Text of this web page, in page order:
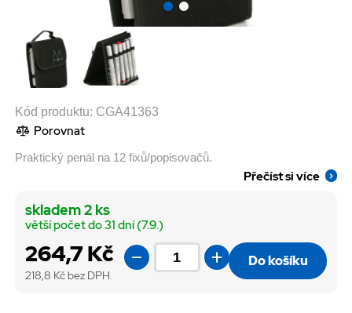
Kód produktu: CGA41363
Porovnat
Praktický penál na 12 fixů/popisovačů.
Přečíst si více
264,7 Kč
218,8 Kč bez DPH
skladem 2 ks
větší počet do 31 dní (7.9.)
Do košíku